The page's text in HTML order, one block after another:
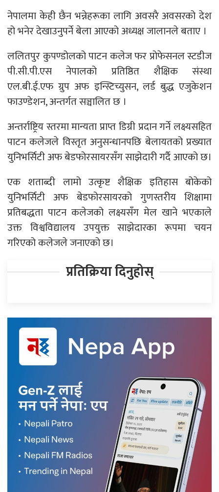
नेपालमा केही छैन भन्नेहरूका लागि अवसरै अवसरको देश
हो भनेर देखाउनुपर्ने बेला आएको अध्यक्ष जालानले बताए ।
ललितपुर कुपण्डोलको पाटन कलेज फर प्रोफेसनल स्टडीज
पी.सी.पी.एस नेपालको प्रतिष्ठित शैक्षिक संस्था
एल.बी.ई.एफ ग्रुप अफ इन्स्टिच्युसन, लर्ड बुद्ध एजुकेशन
फाउण्डेशन, अन्तर्गत सञ्चालित छ ।
अन्तर्राष्ट्रिय स्तरमा मान्यता प्राप्त डिग्री प्रदान गर्ने लक्ष्यसहित
पाटन कलेजले विस्तृत अनुसन्धानपछि बेलायतको प्रख्यात
युनिभर्सिटी अफ बेडफोरसायरसँग साझेदारी गर्दै आएको छ।
एक शताब्दी लामो उत्कृष्ट शैक्षिक इतिहास बोकेको
युनिभर्सिटी अफ बेडफोरसायरको गुणस्तरीय शिक्षामा
प्रतिबद्धता पाटन कलेजको लक्ष्यसँग मेल खाने भएकाले
उक्त विश्वविद्यालय उपयुक्त साझेदारका रूपमा चयन
गरिएको कलेजले जनाएको छ।
प्रतिक्रिया दिनुहोस्